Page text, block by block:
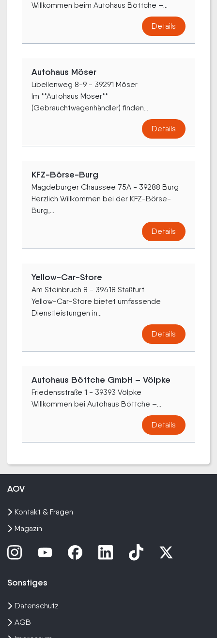
Willkommen beim Autohaus Böttche –...
Details
Autohaus Möser
Libellenweg 8-9 - 39291 Möser
Im **Autohaus Möser**
(Gebrauchtwagenhändler) finden...
Details
KFZ-Börse-Burg
Magdeburger Chaussee 75A - 39288 Burg
Herzlich Willkommen bei der KFZ-Börse-
Burg,...
Details
Yellow-Car-Store
Am Steinbruch 8 - 39418 Staßfurt
Yellow-Car-Store bietet umfassende
Dienstleistungen in...
Details
Autohaus Böttche GmbH – Völpke
Friedensstraße 1 - 39393 Völpke
Willkommen bei Autohaus Böttche –...
Details
AOV
Kontakt & Fragen
Magazin
Sonstiges
Datenschutz
AGB